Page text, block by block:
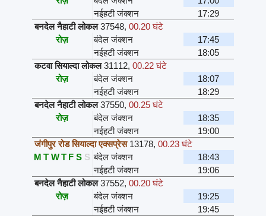
नईहटी जंक्शन
17:29
बनदेल नैहाटी लोकल 37548, 00.20 घंटे
रोज़
बंदेल जंक्शन
17:45
नईहटी जंक्शन
18:05
कटवा सियाल्दा लोकल 31112, 00.22 घंटे
रोज़
बंदेल जंक्शन
18:07
नईहटी जंक्शन
18:29
बनदेल नैहाटी लोकल 37550, 00.25 घंटे
रोज़
बंदेल जंक्शन
18:35
नईहटी जंक्शन
19:00
जंगीपुर रोड सियाल्दा एक्सप्रेस 13178, 00.23 घंटे
M T W T F S S बंदेल जंक्शन
18:43
नईहटी जंक्शन
19:06
बनदेल नैहाटी लोकल 37552, 00.20 घंटे
रोज़
बंदेल जंक्शन
19:25
नईहटी जंक्शन
19:45